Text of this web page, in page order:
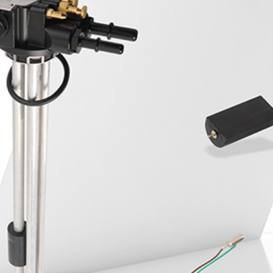
hardware products
全国咨询服务热线
400-0X0-0000